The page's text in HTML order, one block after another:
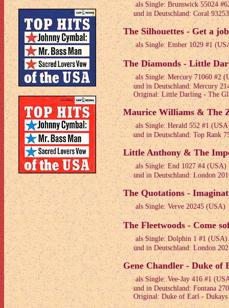
als Single: Brunswick 55024
und in Deutschland: Coral 93253
The Silhouettes - Get a
als Single: Ember 1029 #1
The Diamonds - Little
als Single: Mercury 71060 #2
und in Deutschland: Mercury
Original: Little Darling - The
Maurice Williams & The
als Single: Herald 552 #1
und in Deutschland: Top Rank
Little Anthony & The
als Single: End 1027 #4 (USA)
und in Deutschland: London
The Quotations -
als Single: Verve 20245 (USA)
The Fleetwoods - Come
als Single: Dolphin 1 #1 (USA)
und in Deutschland: London
Gene Chandler - Duke of
als Single: Vee-Jay 416 #1
und in Deutschland: Fontana
Original: Duke of Earl - Dukays